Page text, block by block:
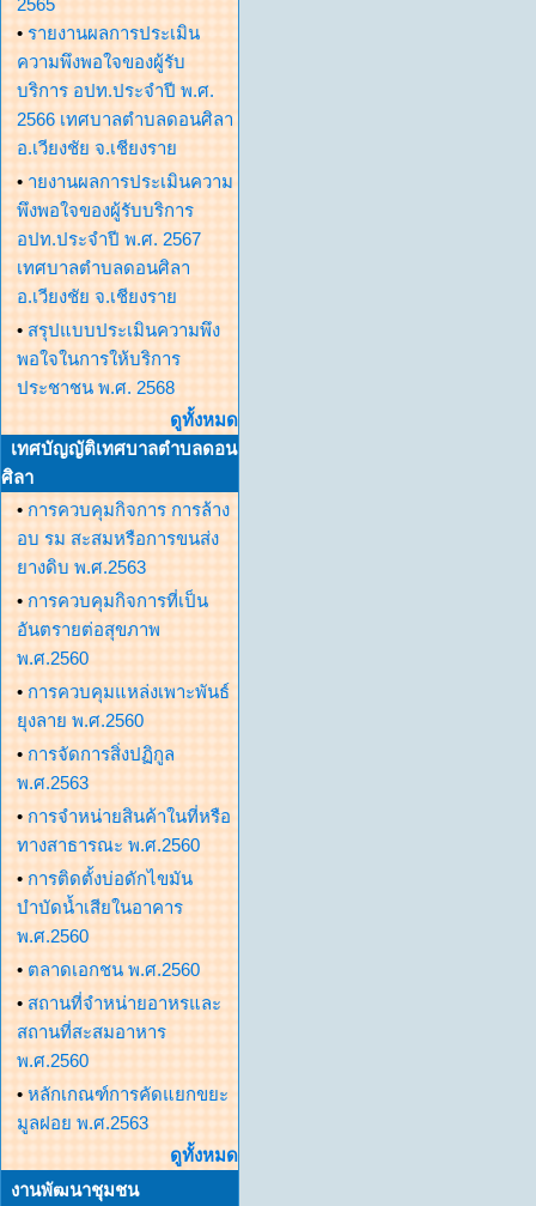
2565
• รายงานผลการประเมิน
ความพึงพอใจของผู้รับ
บริการ อปท.ประจำปี พ.ศ.
2566 เทศบาลตำบลดอนศิลา
อ.เวียงชัย จ.เชียงราย
• ายงานผลการประเมินความ
พึงพอใจของผู้รับบริการ
อปท.ประจำปี พ.ศ. 2567
เทศบาลตำบลดอนศิลา
อ.เวียงชัย จ.เชียงราย
• สรุปแบบประเมินความพึง
พอใจในการให้บริการ
ประชาชน พ.ศ. 2568
ดูทั้งหมด
เทศบัญญัติเทศบาลตำบลดอน
ศิลา
• การควบคุมกิจการ การล้าง
อบ รม สะสมหรือการขนส่ง
ยางดิบ พ.ศ.2563
• การควบคุมกิจการที่เป็น
อันตรายต่อสุขภาพ
พ.ศ.2560
• การควบคุมแหล่งเพาะพันธ์
ยุงลาย พ.ศ.2560
• การจัดการสิ่งปฏิกูล
พ.ศ.2563
• การจำหน่ายสินค้าในที่หรือ
ทางสาธารณะ พ.ศ.2560
• การติดตั้งบ่อดักไขมัน
บำบัดน้ำเสียในอาคาร
พ.ศ.2560
• ตลาดเอกชน พ.ศ.2560
• สถานที่จำหน่ายอาหรและ
สถานที่สะสมอาหาร
พ.ศ.2560
• หลักเกณฑ์การคัดแยกขยะ
มูลฝอย พ.ศ.2563
ดูทั้งหมด
งานพัฒนาชุมชน